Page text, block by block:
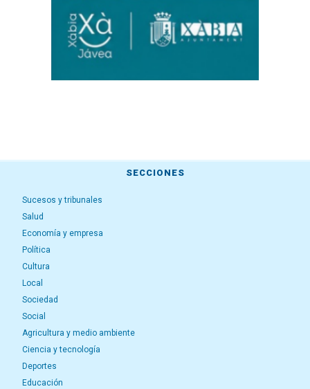
SECCIONES
Sucesos y tribunales
Salud
Economía y empresa
Política
Cultura
Local
Sociedad
Social
Agricultura y medio ambiente
Ciencia y tecnología
Deportes
Educación